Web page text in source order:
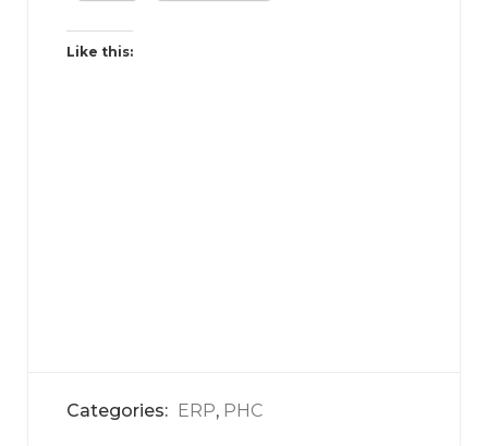
Like this:
Categories: ERP, PHC